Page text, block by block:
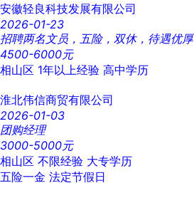
安徽轻良科技发展有限公司
2026-01-23
招聘两名文员，五险，双休，待遇优厚
4500-6000元
相山区 1年以上经验 高中学历
淮北伟信商贸有限公司
2026-01-03
团购经理
3000-5000元
相山区 不限经验 大专学历
五险一金 法定节假日